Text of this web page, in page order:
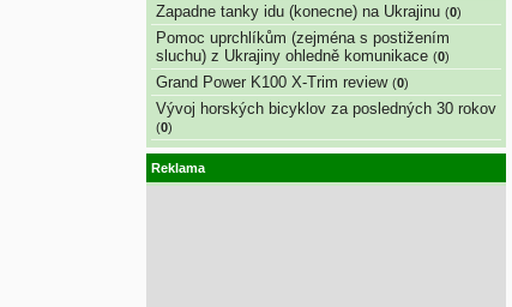
Zapadne tanky idu (konecne) na Ukrajinu (0)
Pomoc uprchlíkům (zejména s postižením
sluchu) z Ukrajiny ohledně komunikace (0)
Grand Power K100 X-Trim review (0)
Vývoj horských bicyklov za posledných 30 rokov
(0)
Reklama